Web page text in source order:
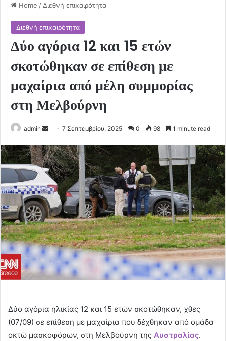
Home / Διεθνή επικαιρότητα
Διεθνή επικαιρότητα
Δύο αγόρια 12 και 15 ετών
σκοτώθηκαν σε επίθεση με
μαχαίρια από μέλη συμμορίας
στη Μελβούρνη
admin
Send
email
7 Σεπτεμβρίου, 2025 0 98 1 minute read
Δύο αγόρια ηλικίας 12 και 15 ετών σκοτώθηκαν, χθες
(07/09) σε επίθεση με μαχαίρια που δέχθηκαν από ομάδα
οκτώ μασκοφόρων, στη Μελβούρνη της Αυστραλίας.